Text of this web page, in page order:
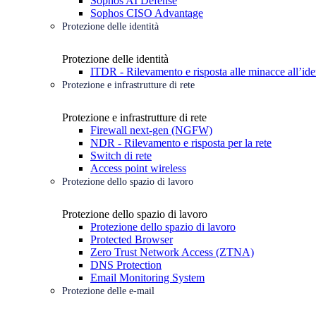
Sophos CISO Advantage
Protezione delle identità
Protezione delle identità
ITDR - Rilevamento e risposta alle minacce
Protezione e infrastrutture di rete
Protezione e infrastrutture di rete
Firewall next-gen (NGFW)
NDR - Rilevamento e risposta per la rete
Switch di rete
Access point wireless
Protezione dello spazio di lavoro
Protezione dello spazio di lavoro
Protezione dello spazio di lavoro
Protected Browser
Zero Trust Network Access (ZTNA)
DNS Protection
Email Monitoring System
Protezione delle e-mail